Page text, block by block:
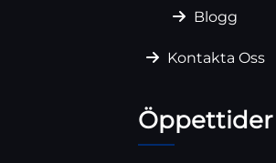
Blogg
Kontakta Oss
Öppettider